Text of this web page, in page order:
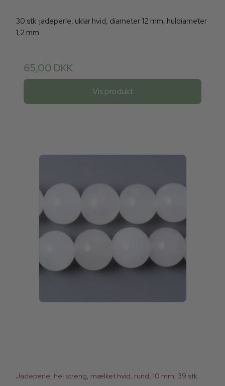
30 stk. jadeperle, uklar hvid, diameter 12 mm, huldiameter
1,2 mm.
65,00 DKK
Vis produkt
Jadeperle, hel streng, mælket hvid, rund, 10 mm, 39 stk.